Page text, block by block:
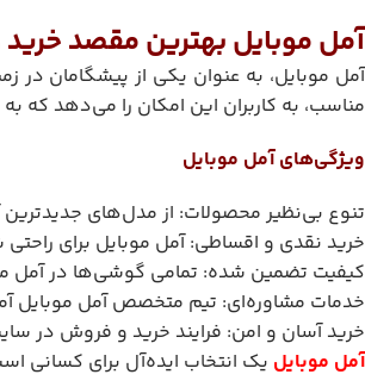
آمل موبایل بهترین مقصد
آمل موبایل، به عنوان یکی از پیشگامان
مناسب، به کاربران این امکان را می‌دهد که
ویژگی‌های آمل موبایل
تنوع بی‌نظیر محصولات: از مدل‌های
خرید نقدی و اقساطی: آمل موبایل برای
کیفیت تضمین شده: تمامی گوشی‌ها در آمل
خدمات مشاوره‌ای: تیم متخصص آمل موبایل
خرید آسان و امن: فرایند خرید و فروش در
آمل موبایل یک انتخاب ایده‌آل برای کسانی